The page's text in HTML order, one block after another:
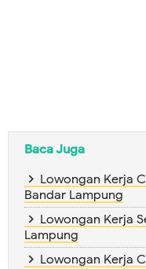
Baca Juga
Lowongan Kerja
Bandar Lampung
Lowongan Kerja
Lampung
Lowongan Kerja